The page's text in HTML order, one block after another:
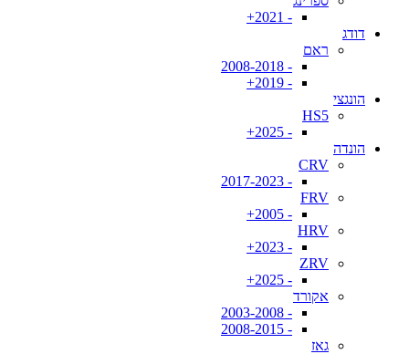
- 2021+
דודג
ראם
- 2008-2018
- 2019+
הונגצי
HS5
- 2025+
הונדה
CRV
- 2017-2023
FRV
- 2005+
HRV
- 2023+
ZRV
- 2025+
אקורד
- 2003-2008
- 2008-2015
גאז